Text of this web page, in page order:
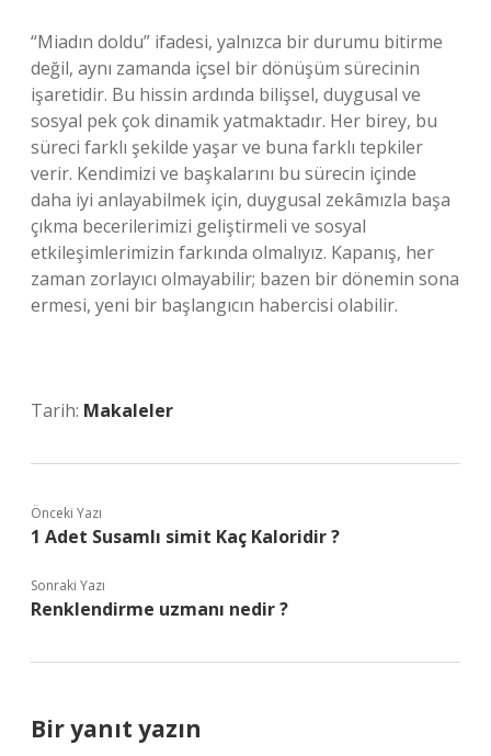
“Miadın doldu” ifadesi, yalnızca bir durumu bitirme
değil, aynı zamanda içsel bir dönüşüm sürecinin
işaretidir. Bu hissin ardında bilişsel, duygusal ve
sosyal pek çok dinamik yatmaktadır. Her birey, bu
süreci farklı şekilde yaşar ve buna farklı tepkiler
verir. Kendimizi ve başkalarını bu sürecin içinde
daha iyi anlayabilmek için, duygusal zekâmızla başa
çıkma becerilerimizi geliştirmeli ve sosyal
etkileşimlerimizin farkında olmalıyız. Kapanış, her
zaman zorlayıcı olmayabilir; bazen bir dönemin sona
ermesi, yeni bir başlangıcın habercisi olabilir.
Tarih: Makaleler
Önceki Yazı
1 Adet Susamlı simit Kaç Kaloridir ?
Sonraki Yazı
Renklendirme uzmanı nedir ?
Bir yanıt yazın